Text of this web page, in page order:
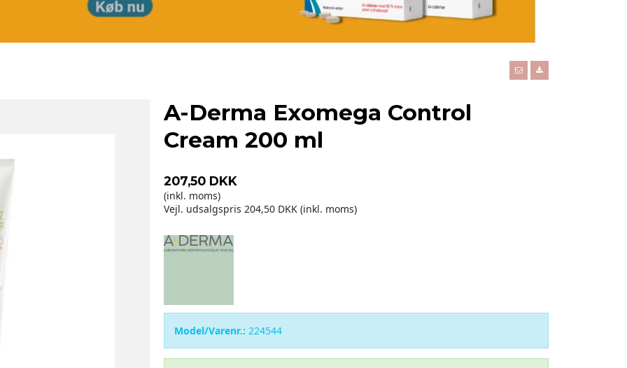
A-Derma Exomega Control
Cream 200 ml
207,50 DKK
(inkl. moms)
Vejl. udsalgspris 204,50 DKK (inkl. moms)
Model/Varenr.: 224544